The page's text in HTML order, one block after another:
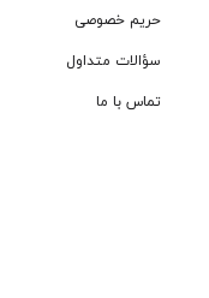
حریم خصوصی
سؤالات متداول
تماس با ما